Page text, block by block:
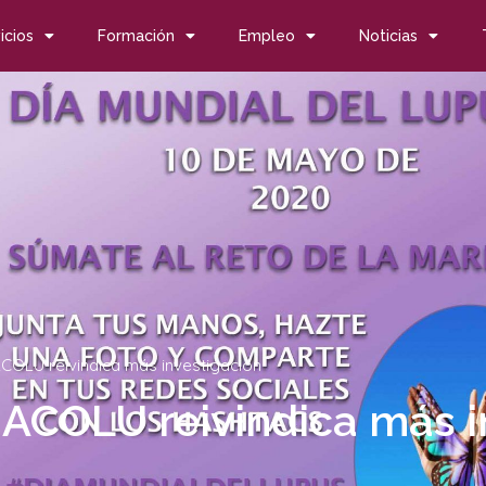
Formación Empleo Noticias
reivindica más investigación
reivindica más